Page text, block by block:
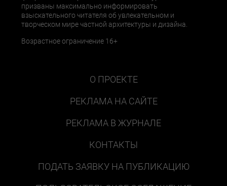
призваны максимально информировать
взыскательного читателя об увлекательном и
творческом мире частной архитектуры и дизайна.
Возрастное ограничение 16+
О ПРОЕКТЕ
РЕКЛАМА НА САЙТЕ
РЕКЛАМА В ЖУРНАЛЕ
КОНТАКТЫ
ПОДАТЬ ЗАЯВКУ НА ПУБЛИКАЦИЮ